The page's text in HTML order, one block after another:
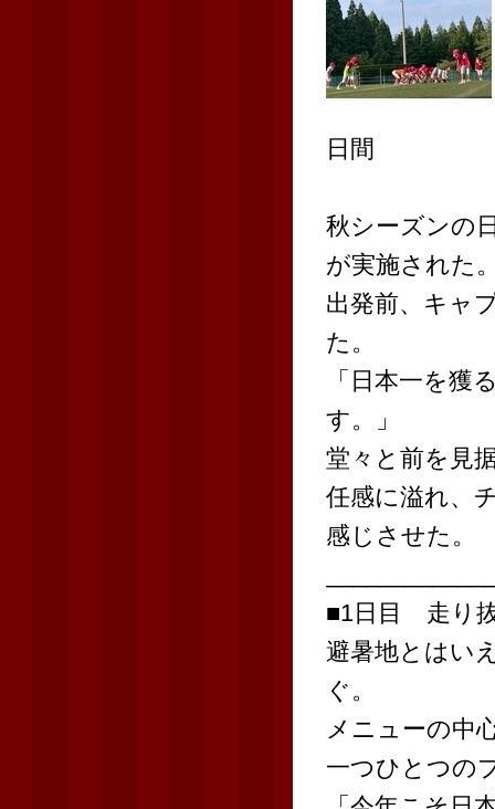
日間
秋シーズンの
が実施された
出発前、キャ
た。
「日本一を獲
す。」
堂々と前を見
任感に溢れ、
感じさせた。
■1日目 走り
避暑地とはい
ぐ。
メニューの中
一つひとつの